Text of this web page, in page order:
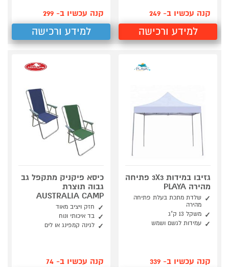
קנה עכשיו ב- 249
למידע ורכישה
קנה עכשיו ב- 299
למידע ורכישה
גזיבו במידות 3X3 פתיחה
מהירה PLAYA
שלדת מתכת בעלת פתיחה
מהירה
משקל 13 ק"ג
עמידות לגשם ושמש
קנה עכשיו ב- 339
כיסא פיקניק מתקפל גב
גבוה תוצרת
AUSTRALIA CAMP
חזק ויציב מאוד
בד איכותי ונוח
לגינה קמפינג או לים
קנה עכשיו ב- 74